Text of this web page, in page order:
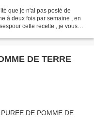
que je n'ai pas posté de
à deux fois par semaine , en
cette recette , je vous
DE TERRE